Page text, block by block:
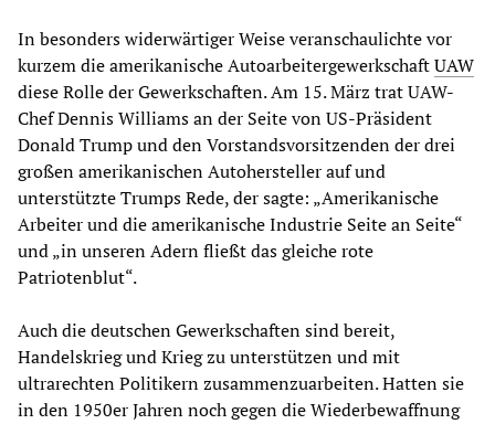
In besonders widerwärtiger Weise veranschaulichte vor
kurzem die amerikanische AutoarbeitergewerkschaftUAW
diese Rolle der Gewerkschaften. Am 15. März trat UAW-
Chef Dennis Williams an der Seite von US-Präsident
Donald Trump und den Vorstandsvorsitzenden der drei
großen amerikanischen Autohersteller auf und
unterstützte Trumps Rede, der sagte: „Amerikanische
Arbeiter und die amerikanische Industrie Seite an Seite“
und „in unseren Adern fließt das gleiche rote
Patriotenblut“.
Auch die deutschen Gewerkschaften sind bereit,
Handelskrieg und Krieg zu unterstützen und mit
ultrarechten Politikern zusammenzuarbeiten. Hatten sie
in den 1950er Jahren noch gegen die Wiederbewaffnung